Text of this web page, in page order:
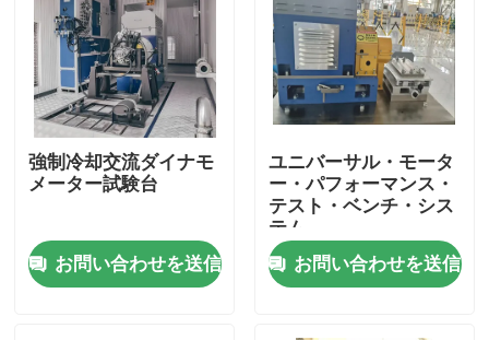
家へ
強制冷却交流ダイナモ
メーター試験台
お問い合わせを送信
ユニバーサル・モータ
ー・パフォーマンス・
テスト・ベンチ・シス
テム
お問い合わせを送信